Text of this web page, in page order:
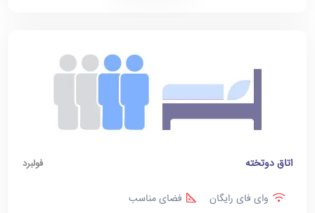
اتاق دوتخته فولبرد
وای فای رایگان
فضای مناسب